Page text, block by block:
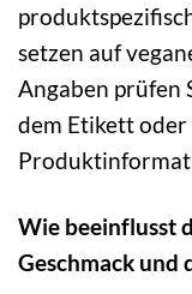
setzen auf
Angaben prüfen
dem Etikett
Wie beeinflusst
Geschmack und